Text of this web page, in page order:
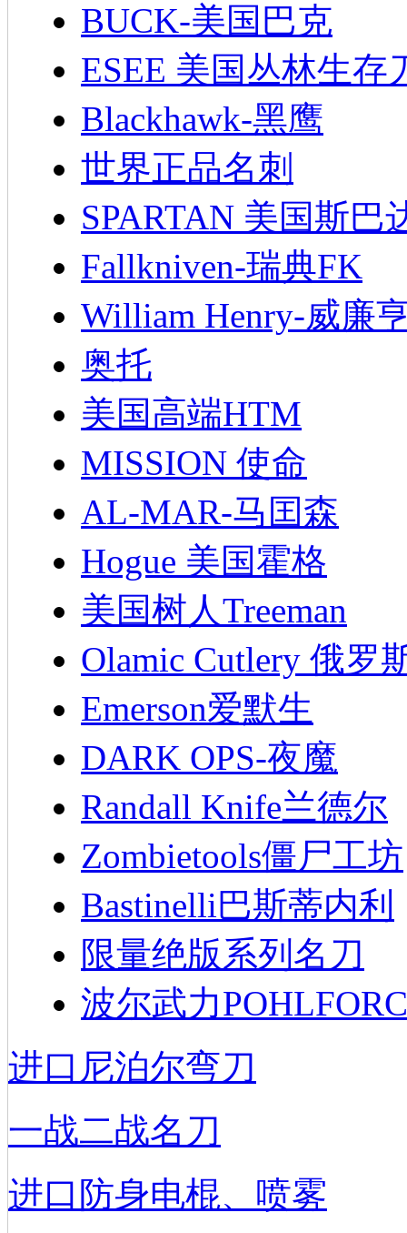
BUCK-美国巴克
ESEE 美国丛林生存
Blackhawk-黑鹰
世界正品名刺
SPARTAN 美国斯巴
Fallkniven-瑞典FK
William Henry-威廉
奥托
美国高端HTM
MISSION 使命
AL-MAR-马囯森
Hogue 美国霍格
美国树人Treeman
Olamic Cutlery 俄罗
Emerson爱默生
DARK OPS-夜魔
Randall Knife兰德尔
Zombietools僵尸工坊
Bastinelli巴斯蒂内利
限量绝版系列名刀
波尔武力
进口尼泊尔弯刀
一战二战名刀
进口防身电棍、喷雾